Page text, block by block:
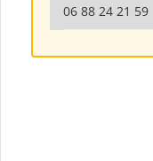
06 88 24 21 59